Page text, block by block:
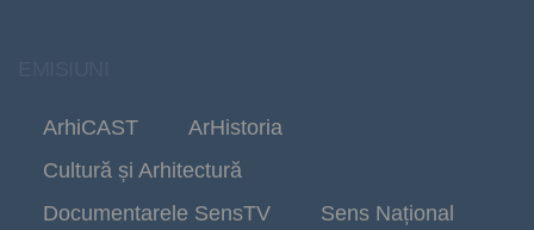
ArhiCAST
ArHistoria
Cultură și Arhitectură
Documentarele SensTV
Sens Național